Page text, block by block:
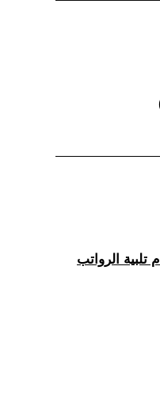
تلبية الرواتب